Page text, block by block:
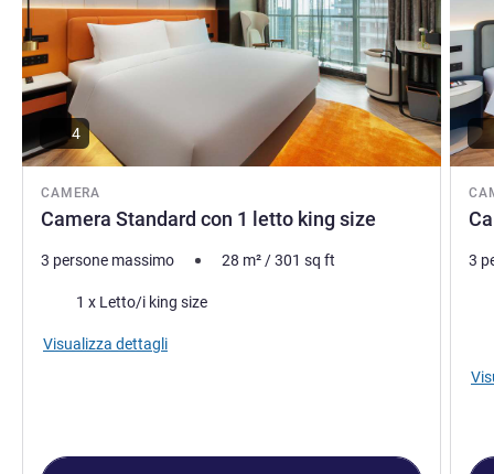
CAMERA
Camera Standard con 1 letto king size
4
3 persone massimo 28 m²/301 sq ft
Biancheria da letto
1 x Letto/i king size
Visualizza dettagli
3